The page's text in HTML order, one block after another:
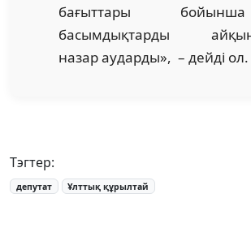
бағыттары
басымдықтарды
назар аударды», – дейді ол.
Тэгтер:
депутат Ұлттық құрылтай